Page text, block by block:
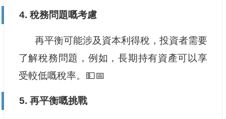
4. 稅務問題嘅考慮
再平衡可能涉及資本利得稅，投資者需要
了解稅務問題，例如，長期持有資產可以享
受較低嘅稅率。💵📅
5. 再平衡嘅挑戰